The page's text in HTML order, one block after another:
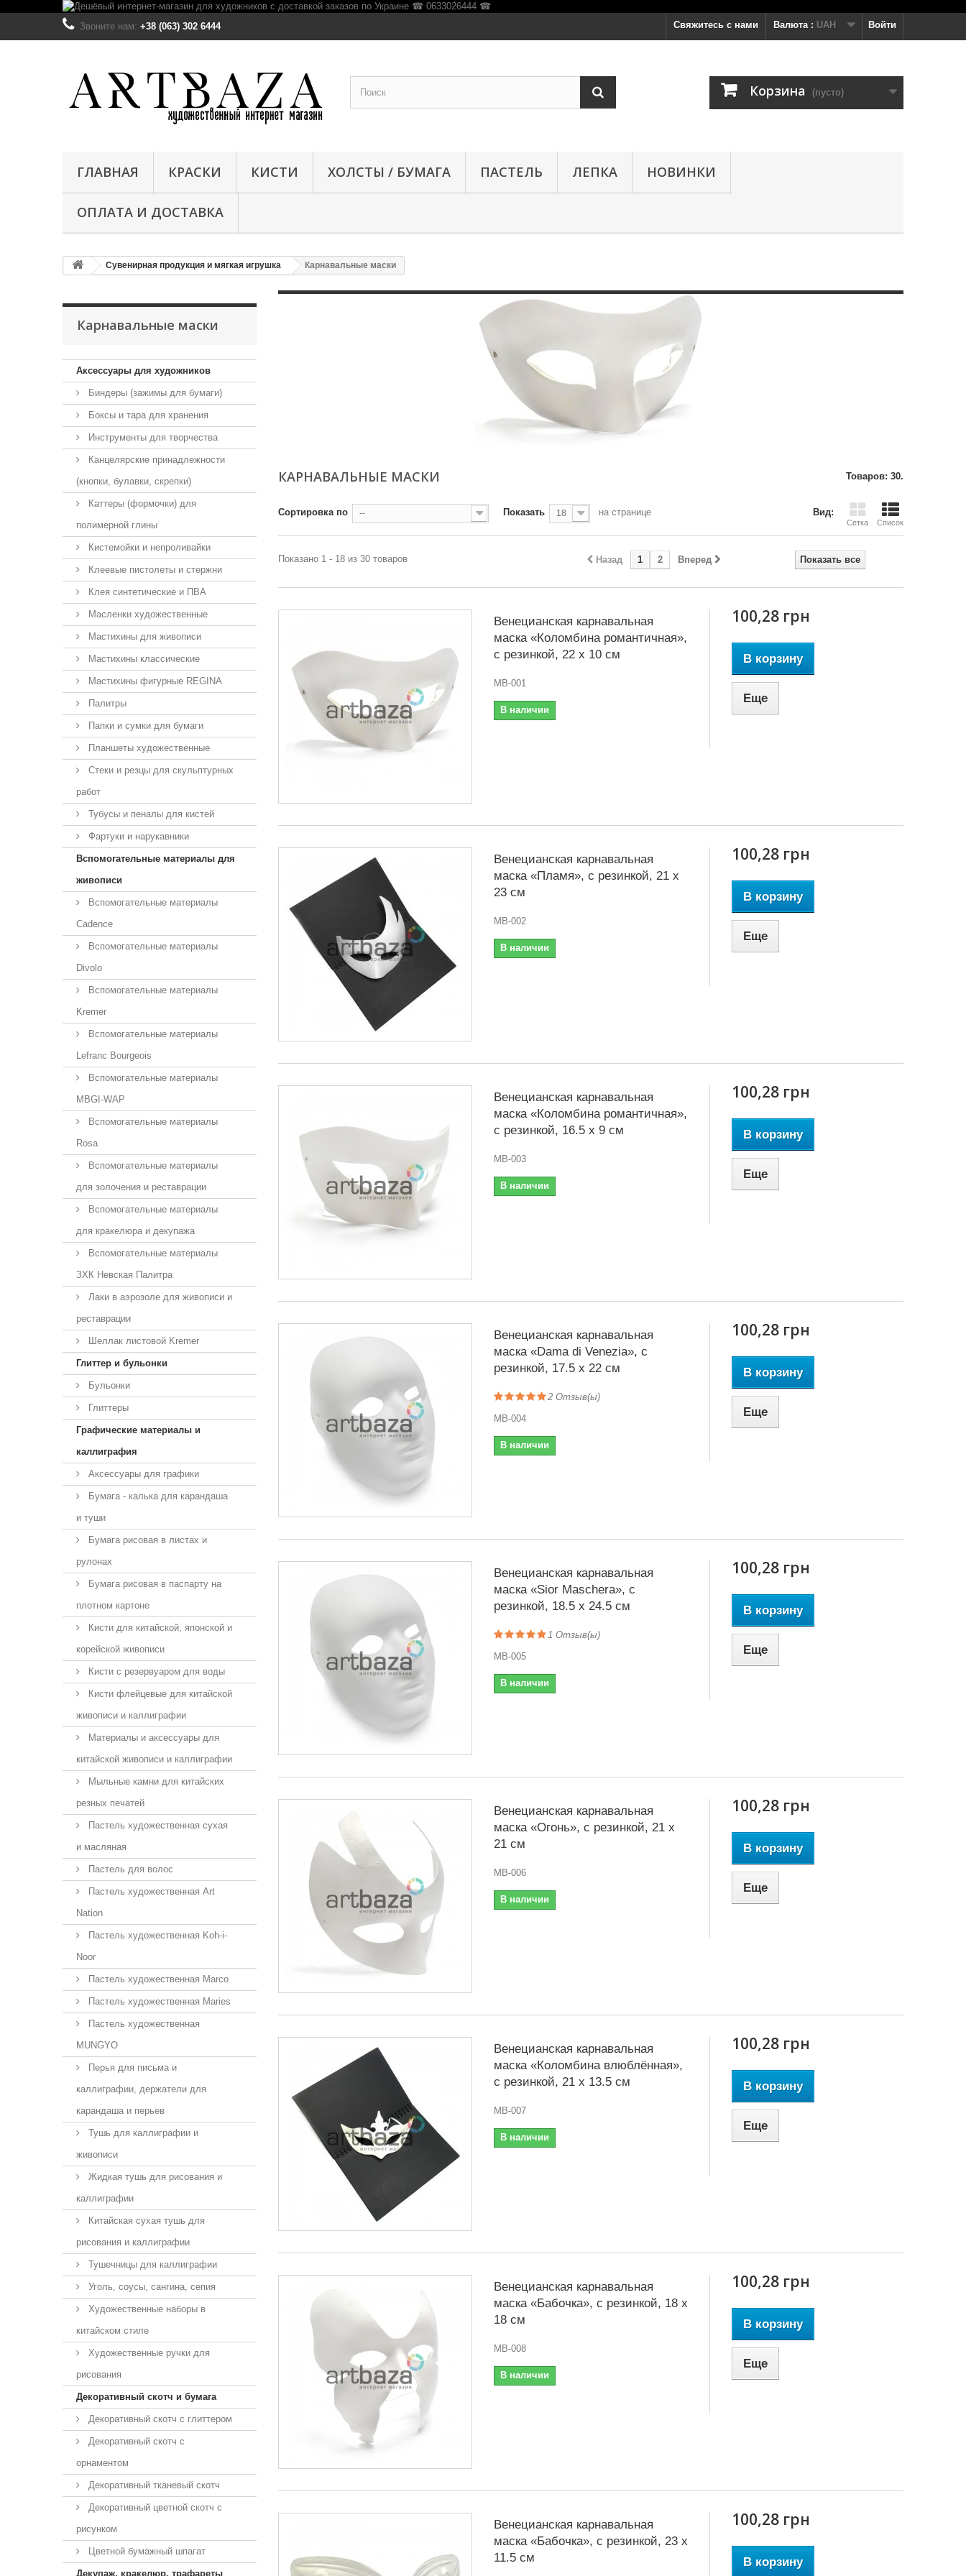
Войти
Валюта : UAH
Свяжитесь с нами
Звоните нам: +38 (063) 302 6444
Корзина (пусто)
ГЛАВНАЯ КРАСКИ КИСТИ ХОЛСТЫ / БУМАГА ПАСТЕЛЬ ЛЕПКА НОВИНКИ
ОПЛАТА И ДОСТАВКА
Сувенирная продукция и мягкая игрушка Карнавальные маски
Карнавальные маски
Аксессуары для художников
Биндеры (зажимы для бумаги)
Боксы и тара для хранения
Инструменты для творчества
Канцелярские принадлежности
(кнопки, булавки, скрепки)
Каттеры (формочки) для
полимерной глины
Кистемойки и непроливайки
Клеевые пистолеты и стержни
Клея синтетические и ПВА
Масленки художественные
Мастихины для живописи
Мастихины классические
Мастихины фигурные REGINA
Палитры
Папки и сумки для бумаги
Планшеты художественные
Стеки и резцы для скульптурных
работ
Тубусы и пеналы для кистей
Фартуки и нарукавники
Вспомогательные материалы для
живописи
Вспомогательные материалы
Cadence
Вспомогательные материалы
Divolo
Вспомогательные материалы
Kremer
Вспомогательные материалы
Lefranc Bourgeois
Вспомогательные материалы
MBGI-WAP
Вспомогательные материалы
Rosa
Вспомогательные материалы
для золочения и реставрации
Вспомогательные материалы
для кракелюра и декупажа
Вспомогательные материалы
ЗХК Невская Палитра
Лаки в аэрозоле для живописи и
реставрации
Шеллак листовой Kremer
Глиттер и бульонки
Бульонки
Глиттеры
Графические материалы и
каллиграфия
Аксессуары для графики
Бумага - калька для карандаша
и туши
Бумага рисовая в листах и
рулонах
Бумага рисовая в паспарту на
плотном картоне
Кисти для китайской, японской и
корейской живописи
Кисти с резервуаром для воды
Кисти флейцевые для китайской
живописи и каллиграфии
Материалы и аксессуары для
китайской живописи и каллиграфии
Мыльные камни для китайских
резных печатей
Пастель художественная сухая
и масляная
Пастель для волос
Пастель художественная Art
Nation
Пастель художественная Koh-i-
Noor
Пастель художественная Marco
Пастель художественная Maries
Пастель художественная
MUNGYO
Перья для письма и
каллиграфии, держатели для
карандаша и перьев
Тушь для каллиграфии и
живописи
Жидкая тушь для рисования и
каллиграфии
Китайская сухая тушь для
рисования и каллиграфии
Тушечницы для каллиграфии
Уголь, соусы, сангина, сепия
Художественные наборы в
китайском стиле
Художественные ручки для
рисования
Декоративный скотч и бумага
Декоративный скотч с глиттером
Декоративный скотч с
орнаментом
Декоративный тканевый скотч
Декоративный цветной скотч с
рисунком
Цветной бумажный шпагат
Декупаж, кракелюр, трафареты
КАРНАВАЛЬНЫЕ МАСКИ Товаров: 30.
Вид:
Сетка Список
Сортировка по -- Показать 18 на странице
Показать все
Назад 1 2 Вперед
Показано 1 - 18 из 30 товаров
Венецианская карнавальная
маска «Коломбина романтичная»,
с резинкой, 22 x 10 см
MB-001
В наличии
100,28 грн
В корзину
Еще
Венецианская карнавальная
маска «Пламя», с резинкой, 21 x
23 см
MB-002
В наличии
100,28 грн
В корзину
Еще
Венецианская карнавальная
маска «Коломбина романтичная»,
с резинкой, 16.5 x 9 см
MB-003
В наличии
100,28 грн
В корзину
Еще
Венецианская карнавальная
маска «Dama di Venezia», с
резинкой, 17.5 x 22 см
2Отзыв(ы)
MB-004
В наличии
100,28 грн
В корзину
Еще
Венецианская карнавальная
маска «Sior Maschera», с
резинкой, 18.5 x 24.5 см
1 Отзыв(ы)
MB-005
В наличии
100,28 грн
В корзину
Еще
Венецианская карнавальная
маска «Огонь», с резинкой, 21 x
21 см
MB-006
В наличии
100,28 грн
В корзину
Еще
Венецианская карнавальная
маска «Коломбина влюблённая»,
с резинкой, 21 x 13.5 см
MB-007
В наличии
100,28 грн
В корзину
Еще
Венецианская карнавальная
маска «Бабочка», с резинкой, 18 x
18 см
MB-008
В наличии
100,28 грн
В корзину
Еще
Венецианская карнавальная
маска «Бабочка», с резинкой, 23 x
11.5 см
100,28 грн
В корзину